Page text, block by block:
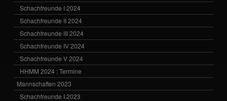
Schachfreunde I 2024
Schachfreunde II 2024
Schachfreunde III 2024
Schachfreunde IV 2024
Schachfreunde V 2024
HHMM 2024 : Termine
Mannschaften 2023
Schachfreunde I 2023